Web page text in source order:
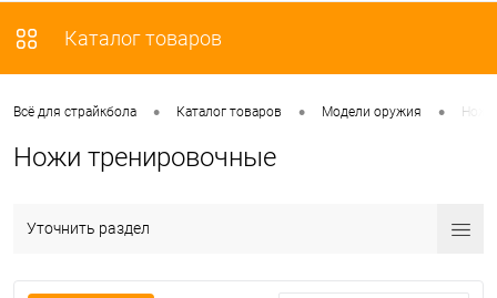
Каталог товаров
Всё для страйкбола • Каталог товаров • Модели оружия •
Ножи тренировочные
Уточнить раздел